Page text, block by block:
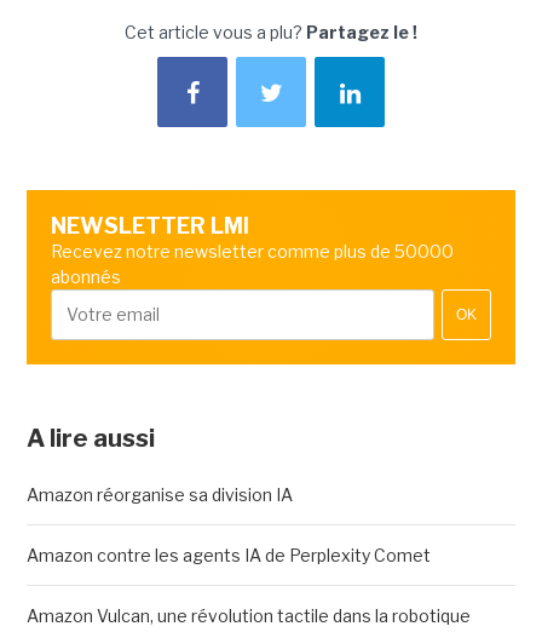
Cet article vous a plu? Partagez le !
NEWSLETTER LMI
Recevez notre newsletter comme plus de 50000
abonnés
OK
A lire aussi
Amazon réorganise sa division IA
Amazon contre les agents IA de Perplexity Comet
Amazon Vulcan, une révolution tactile dans la robotique